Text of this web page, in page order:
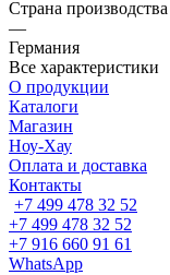
Страна производства
—
Германия
Все характеристики
О продукции
Каталоги
Магазин
Ноу-Хау
Оплата и доставка
Контакты
+7 499 478 32 52
+7 499 478 32 52
+7 916 660 91 61
WhatsApp